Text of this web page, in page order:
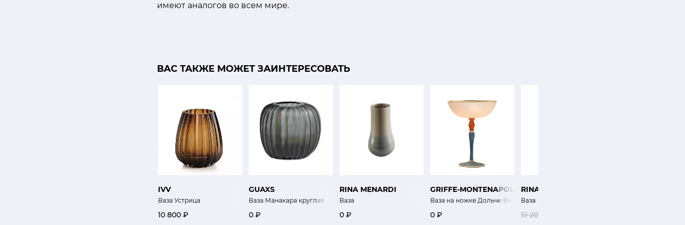
имеют аналогов во всем мире.
ВАС ТАКЖЕ МОЖЕТ ЗАИНТЕРЕСОВАТЬ
IVV
Ваза Устрица
10 800 ₽
GUAXS
Ваза Манакара круглая
0 ₽
RINA MENARDI
Ваза
0 ₽
GRIFFE-MONTENAPOLEONE
Ваза на ножке Дольче Вита 17x21,5 см
0 ₽
RINA MENARDI
Ваза
51 200 ₽